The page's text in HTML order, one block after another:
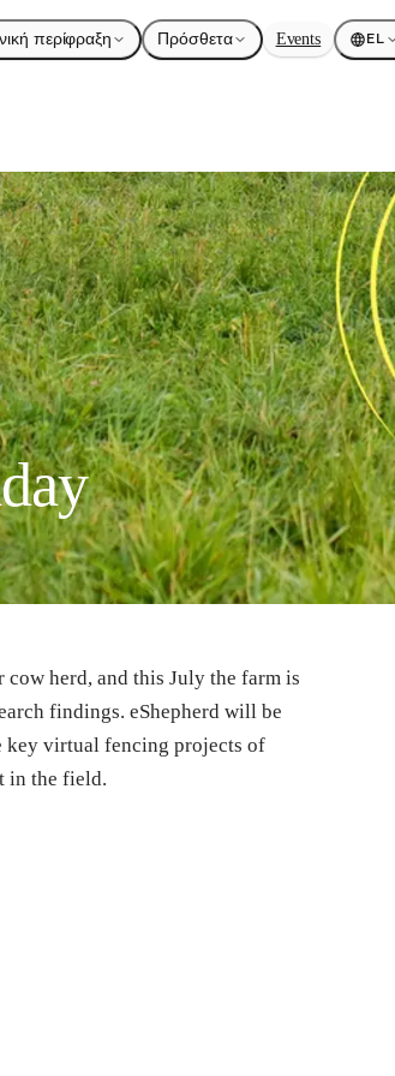
περίφραξη Πρόσθετα Events EL
herd, and this July the farm is
findings. eShepherd will be
key virtual fencing projects of
in the field.